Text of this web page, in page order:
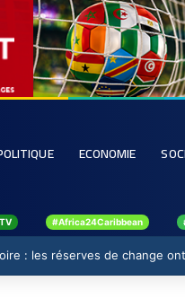
ECONOMIE
#Africa24Caribbean
: les réserves de change